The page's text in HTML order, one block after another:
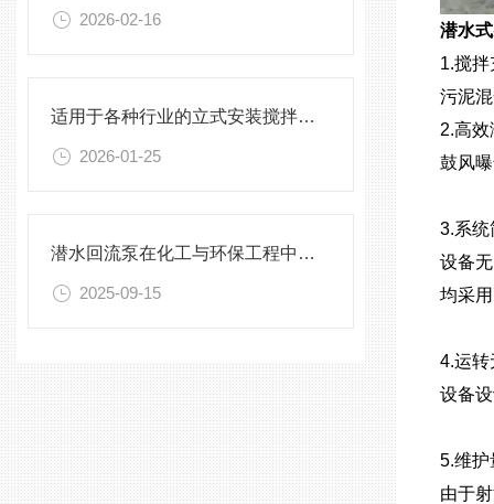
2026-02-16
适用于各种行业的立式安装搅拌机选型指南
2026-01-25
潜水回流泵在化工与环保工程中的关键作用
2025-09-15
潜水
1.搅拌
污泥
2.高效
鼓风
3.系
设备
均采
4.运转
设备
5.维护
由于